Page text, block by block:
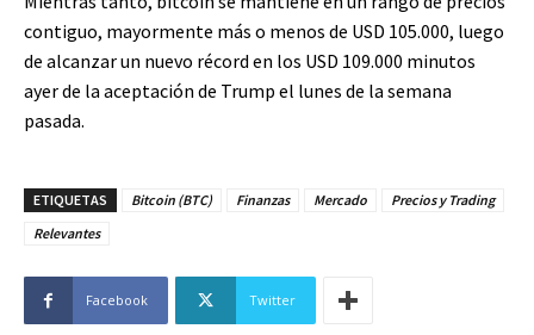
contiguo, mayormente más o menos de USD 105.000, luego
de alcanzar un nuevo récord en los USD 109.000 minutos
ayer de la aceptación de Trump el lunes de la semana
pasada.
ETIQUETAS Bitcoin (BTC) Finanzas Mercado
Precios y Trading
Relevantes
Facebook Twitter